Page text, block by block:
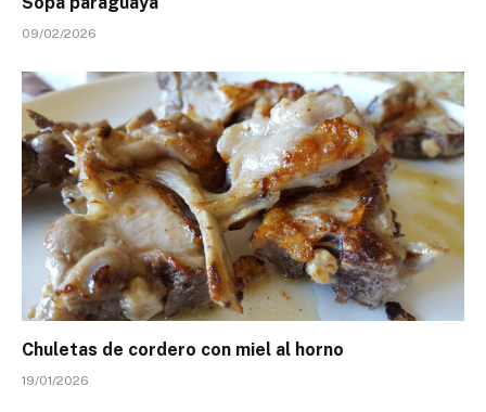
09/02/2026
Chuletas de cordero con miel al horno
19/01/2026